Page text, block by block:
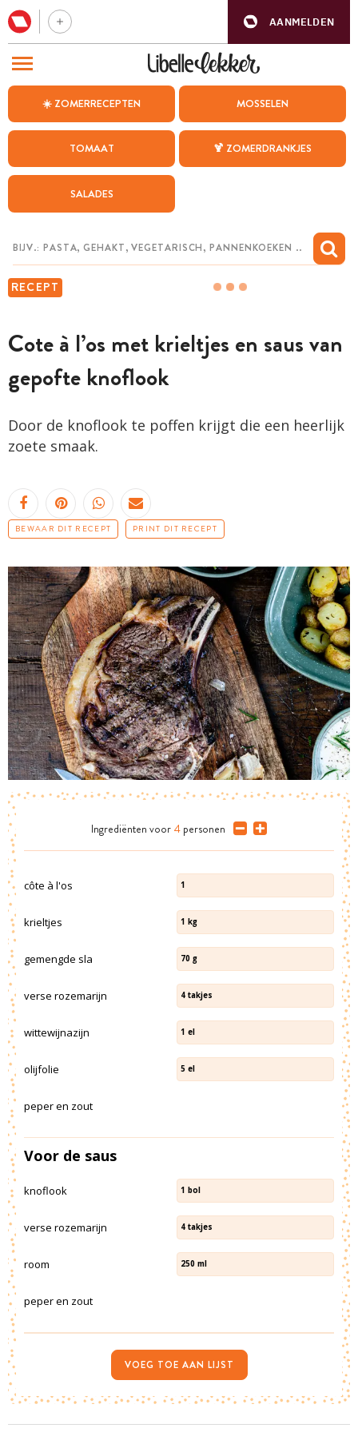
AANMELDEN
☀️ ZOMERRECEPTEN MOSSELEN
TOMAAT 🍹 ZOMERDRANKJES
SALADES
RECEPT
Cote à l’os met krieltjes en saus van
gepofte knoflook
Door de knoflook te poffen krijgt die een heerlijk
zoete smaak.
BEWAAR DIT RECEPT PRINT DIT RECEPT
Ingrediënten voor 4 personen
côte à l'os 1
krieltjes 1 kg
gemengde sla 70 g
verse rozemarijn 4 takjes
wittewijnazijn 1 el
olijfolie 5 el
peper en zout
Voor de saus
knoflook 1 bol
verse rozemarijn 4 takjes
room 250 ml
peper en zout
VOEG TOE AAN LIJST
BEZOEK ONZE ANDERE WEBSITES
WEEKMENU
CHAT MET MAIA
MIJN BEWAARDE RECEPTEN